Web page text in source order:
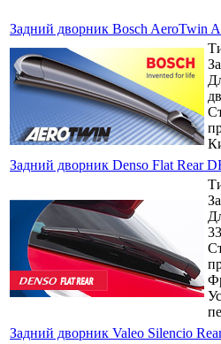
Задний дворник Bosch AeroTwin
Задний дворник Denso Flat Rear
Задний дворник Valeo Silencio